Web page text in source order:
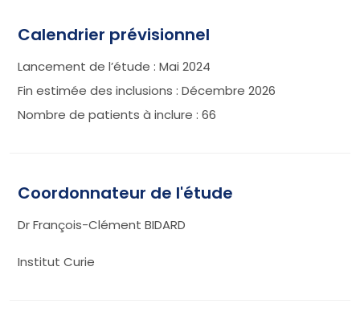
Calendrier prévisionnel
Lancement de l’étude : Mai 2024
Fin estimée des inclusions : Décembre 2026
Nombre de patients à inclure : 66
Coordonnateur de l'étude
Dr François-Clément BIDARD
Institut Curie